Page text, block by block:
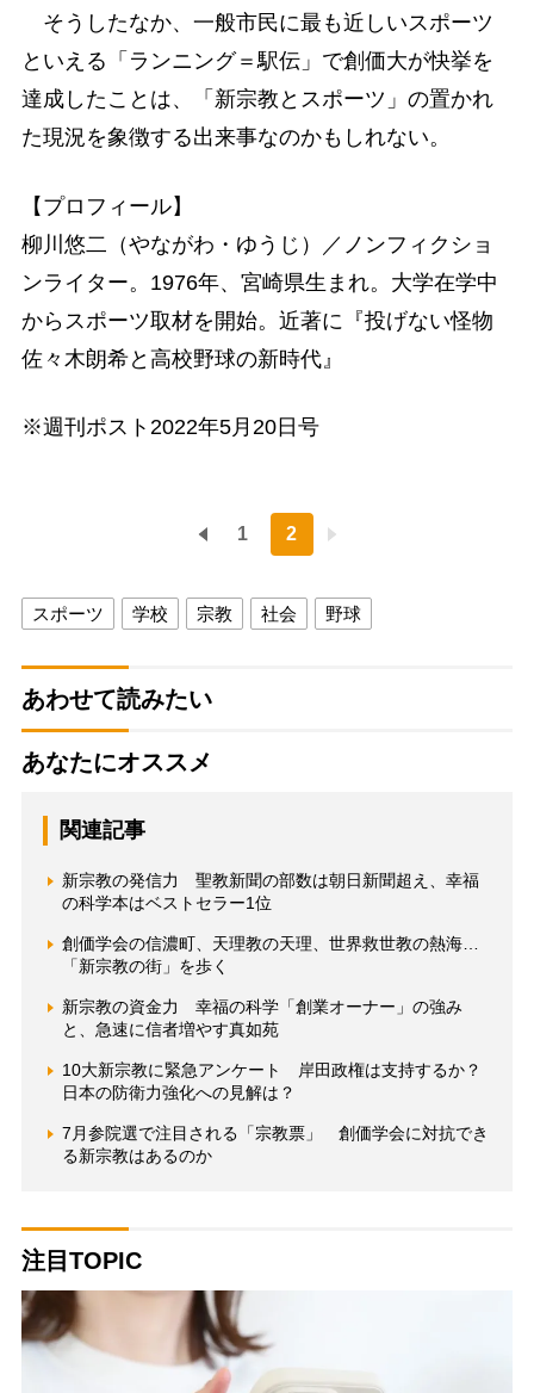
そうしたなか、一般市民に最も近しいスポーツ
といえる「ランニング＝駅伝」で創価大が快挙を
達成したことは、「新宗教とスポーツ」の置かれ
た現況を象徴する出来事なのかもしれない。
【プロフィール】
柳川悠二（やながわ・ゆうじ）／ノンフィクショ
ンライター。1976年、宮崎県生まれ。大学在学中
からスポーツ取材を開始。近著に『投げない怪物
佐々木朗希と高校野球の新時代』
※週刊ポスト2022年5月20日号
1 2
スポーツ 学校 宗教 社会 野球
あわせて読みたい
あなたにオススメ
関連記事
新宗教の発信力 聖教新聞の部数は朝日新聞超え、幸福
の科学本はベストセラー1位
創価学会の信濃町、天理教の天理、世界救世教の熱海…
「新宗教の街」を歩く
新宗教の資金力 幸福の科学「創業オーナー」の強み
と、急速に信者増やす真如苑
10大新宗教に緊急アンケート 岸田政権は支持するか？
日本の防衛力強化への見解は？
7月参院選で注目される「宗教票」 創価学会に対抗でき
る新宗教はあるのか
注目TOPIC